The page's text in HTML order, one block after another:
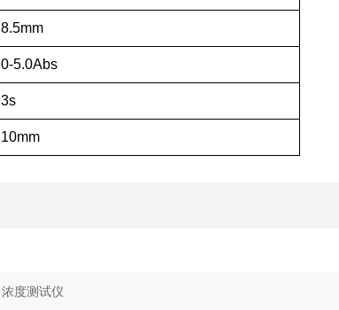
8.5mm
0-5.0Abs
3s
10mm